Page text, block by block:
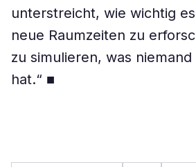
unterstreicht, wie wichtig
neue Raumzeiten zu
zu simulieren, was
hat.“ ■